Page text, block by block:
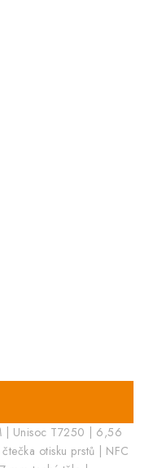
| Unisoc T7250 | 6,56
otisku prstů | NFC